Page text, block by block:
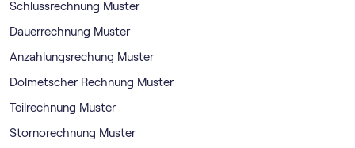
Schlussrechnung Muster
Dauerrechnung Muster
Anzahlungsrechung Muster
Dolmetscher Rechnung Muster
Teilrechnung Muster
Stornorechnung Muster